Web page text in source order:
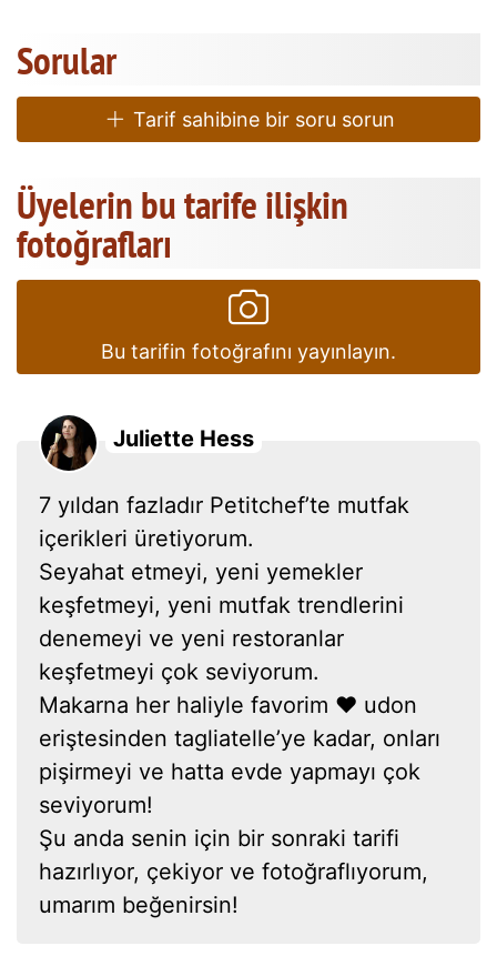
Sorular
Tarif sahibine bir soru sorun
Üyelerin bu tarife ilişkin
fotoğrafları
Bu tarifin fotoğrafını yayınlayın.
Juliette Hess
7 yıldan fazladır Petitchef’te mutfak
içerikleri üretiyorum.
Seyahat etmeyi, yeni yemekler
keşfetmeyi, yeni mutfak trendlerini
denemeyi ve yeni restoranlar
keşfetmeyi çok seviyorum.
Makarna her haliyle favorim ❤ udon
eriştesinden tagliatelle’ye kadar, onları
pişirmeyi ve hatta evde yapmayı çok
seviyorum!
Şu anda senin için bir sonraki tarifi
hazırlıyor, çekiyor ve fotoğraflıyorum,
umarım beğenirsin!